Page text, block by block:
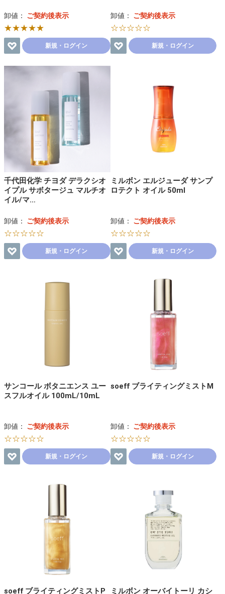
卸値： ご契約後表示
★★★★★
新規・ログイン
卸値： ご契約後表示
☆☆☆☆☆
新規・ログイン
千代田化学 チヨダ デラクシオ
イプル サボタージュ マルチオ
イル/マ…
卸値： ご契約後表示
☆☆☆☆☆
新規・ログイン
ミルボン エルジューダ サンプ
ロテクト オイル 50ml
卸値： ご契約後表示
☆☆☆☆☆
新規・ログイン
サンコール ボタニエンス ユー
スフルオイル 100mL/10mL
卸値： ご契約後表示
☆☆☆☆☆
新規・ログイン
soeff ブライティングミストM
卸値： ご契約後表示
☆☆☆☆☆
新規・ログイン
soeff ブライティングミストP ミルボン オーバイトーリ カシ